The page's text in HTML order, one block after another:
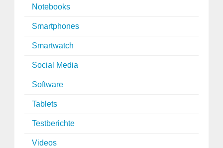
Notebooks
Smartphones
Smartwatch
Social Media
Software
Tablets
Testberichte
Videos